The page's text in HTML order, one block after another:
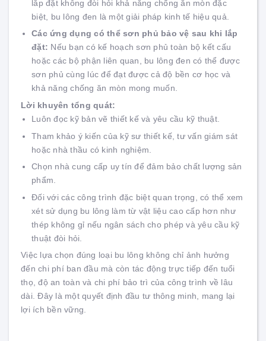
lắp đặt không đòi hỏi khả năng chống ăn mòn đặc
biệt, bu lông đen là một giải pháp kinh tế hiệu quả.
Các ứng dụng có thể sơn phủ bảo vệ sau khi lắp
đặt: Nếu bạn có kế hoạch sơn phủ toàn bộ kết cấu
hoặc các bộ phận liên quan, bu lông đen có thể được
sơn phủ cùng lúc để đạt được cả độ bền cơ học và
khả năng chống ăn mòn mong muốn.
Lời khuyên tổng quát:
Luôn đọc kỹ bản vẽ thiết kế và yêu cầu kỹ thuật.
Tham khảo ý kiến của kỹ sư thiết kế, tư vấn giám sát
hoặc nhà thầu có kinh nghiệm.
Chọn nhà cung cấp uy tín để đảm bảo chất lượng sản
phẩm.
Đối với các công trình đặc biệt quan trọng, có thể xem
xét sử dụng bu lông làm từ vật liệu cao cấp hơn như
thép không gỉ nếu ngân sách cho phép và yêu cầu kỹ
thuật đòi hỏi.
Việc lựa chọn đúng loại bu lông không chỉ ảnh hưởng
đến chi phí ban đầu mà còn tác động trực tiếp đến tuổi
thọ, độ an toàn và chi phí bảo trì của công trình về lâu
dài. Đây là một quyết định đầu tư thông minh, mang lại
lợi ích bền vững.